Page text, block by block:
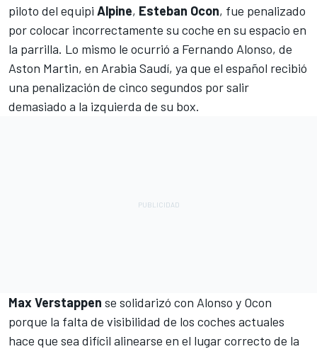
piloto del equipi Alpine, Esteban Ocon, fue penalizado
por colocar incorrectamente su coche en su espacio en
la parrilla. Lo mismo le ocurrió a Fernando Alonso, de
Aston Martin, en Arabia Saudí, ya que el español recibió
una penalización de cinco segundos por salir
demasiado a la izquierda de su box.
Max Verstappen se solidarizó con Alonso y Ocon
porque la falta de visibilidad de los coches actuales
hace que sea difícil alinearse en el lugar correcto de la